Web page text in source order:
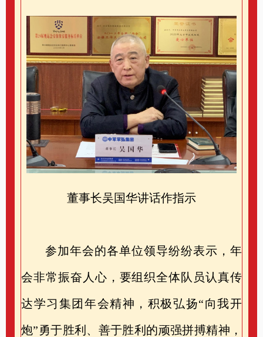
董事长吴国华讲话作指示
参加年会的各单位领导纷纷表示，年
会非常振奋人心，要组织全体队员认真传
达学习集团年会精神，积极弘扬“向我开
炮”勇于胜利、善于胜利的顽强拼搏精神，